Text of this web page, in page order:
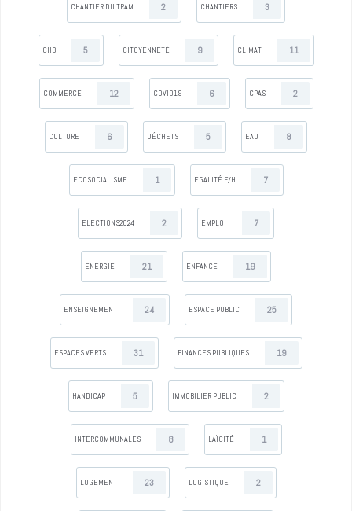
CHANTIER DU TRAM 2 CHANTIERS 3
CHB 5 CITOYENNETÉ 9 CLIMAT 11
COMMERCE 12 COVID19 6 CPAS 2
CULTURE 6 DÉCHETS 5 EAU 8
ECOSOCIALISME 1 EGALITÉ F/H 7
ELECTIONS2024 2 EMPLOI 7
ENERGIE 21 ENFANCE 19
ENSEIGNEMENT 24 ESPACE PUBLIC 25
ESPACES VERTS 31 FINANCES PUBLIQUES 19
HANDICAP 5 IMMOBILIER PUBLIC 2
INTERCOMMUNALES 8 LAÏCITÉ 1
LOGEMENT 23 LOGISTIQUE 2